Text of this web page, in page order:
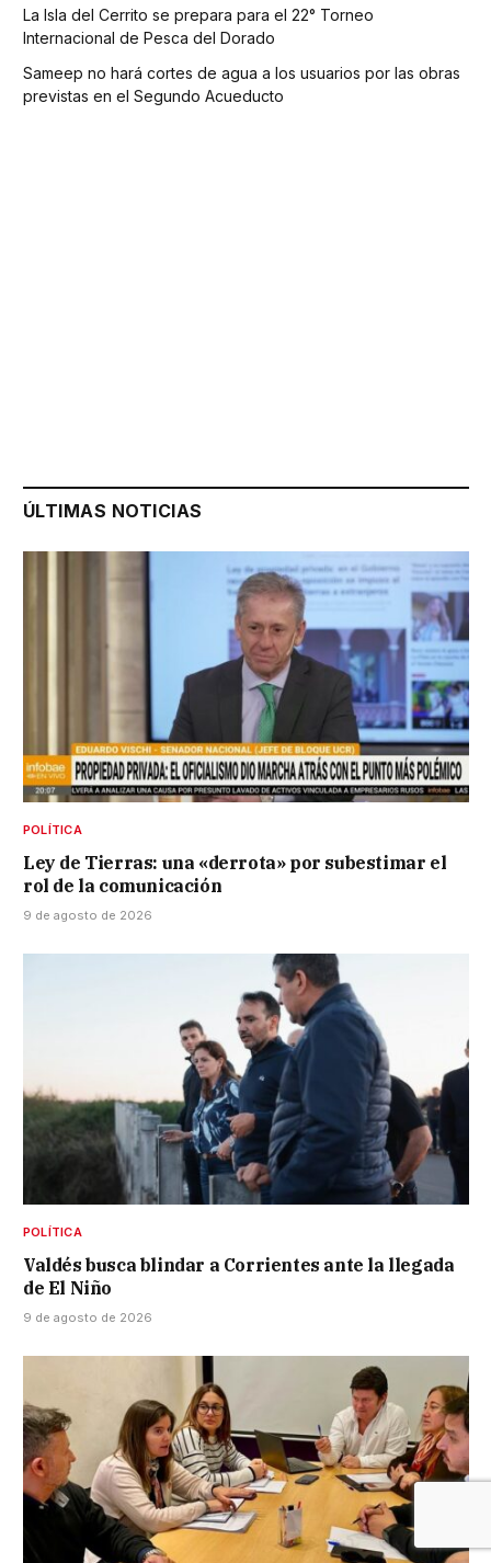
La Isla del Cerrito se prepara para el 22° Torneo
Internacional de Pesca del Dorado
Sameep no hará cortes de agua a los usuarios por las obras
previstas en el Segundo Acueducto
ÚLTIMAS NOTICIAS
POLÍTICA
Ley de Tierras: una «derrota» por subestimar el
rol de la comunicación
9 de agosto de 2026
POLÍTICA
Valdés busca blindar a Corrientes ante la llegada
de El Niño
9 de agosto de 2026